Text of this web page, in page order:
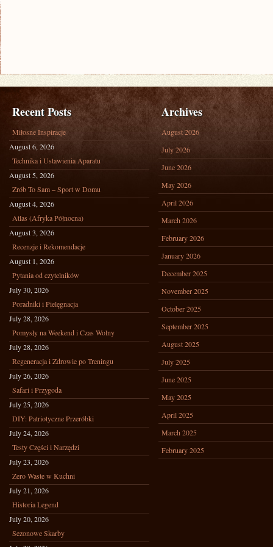
Recent Posts
Miłosne Inspiracje
August 6, 2026
Technika i Ustawienia Aparatu
August 5, 2026
Zrób To Sam – Sport w Domu
August 4, 2026
Atlas (Afryka Północna)
August 3, 2026
Recenzje i Rekomendacje
August 1, 2026
Pytania od czytelników
July 30, 2026
Poradniki i Pielęgnacja
July 28, 2026
Pomysły na Weekend i Czas Wolny
July 28, 2026
Regeneracja i Zdrowie po Treningu
July 26, 2026
Safari i Przygoda
July 25, 2026
DIY: Patriotyczne Przeróbki
July 24, 2026
Testy Części i Narzędzi
July 23, 2026
Zero Waste w Kuchni
July 21, 2026
Historia Legend
July 20, 2026
Sezonowe Skarby
Archives
August 2026
July 2026
June 2026
May 2026
April 2026
March 2026
February 2026
January 2026
December 2025
November 2025
October 2025
September 2025
August 2025
July 2025
June 2025
May 2025
April 2025
March 2025
February 2025